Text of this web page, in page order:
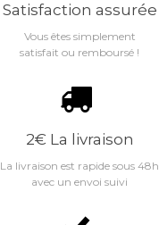
Satisfaction assurée
Vous êtes simplement
satisfait ou remboursé !
2€ La livraison
La livraison est rapide sous 48h
avec un envoi suivi